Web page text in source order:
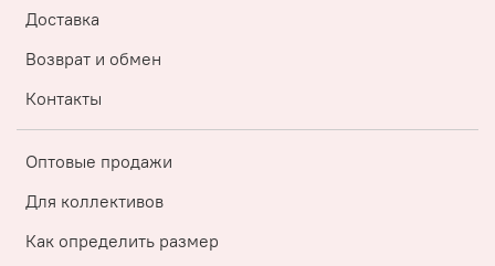
Доставка
Возврат и обмен
Контакты
Оптовые продажи
Для коллективов
Как определить размер